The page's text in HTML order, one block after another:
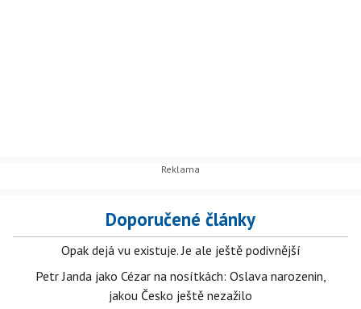
Doporučené články
Opak dejá vu existuje. Je ale ještě podivnější
Petr Janda jako Cézar na nosítkách: Oslava narozenin,
jakou Česko ještě nezažilo